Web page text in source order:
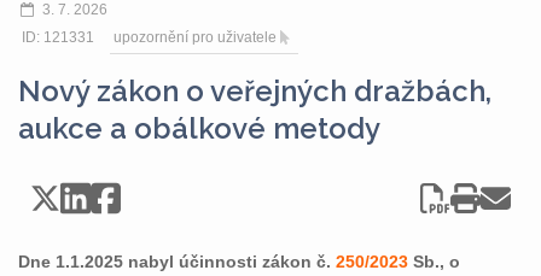
3. 7. 2026
ID: 121331
upozornění pro uživatele
Nový zákon o veřejných dražbách,
aukce a obálkové metody
Dne 1.1.2025 nabyl účinnosti zákon č. 250/2023 Sb., o